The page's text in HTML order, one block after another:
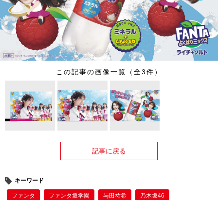
この記事の画像一覧（全3件）
記事に戻る
キーワード
ファンタ ファンタ坂学園 与田祐希 乃木坂46